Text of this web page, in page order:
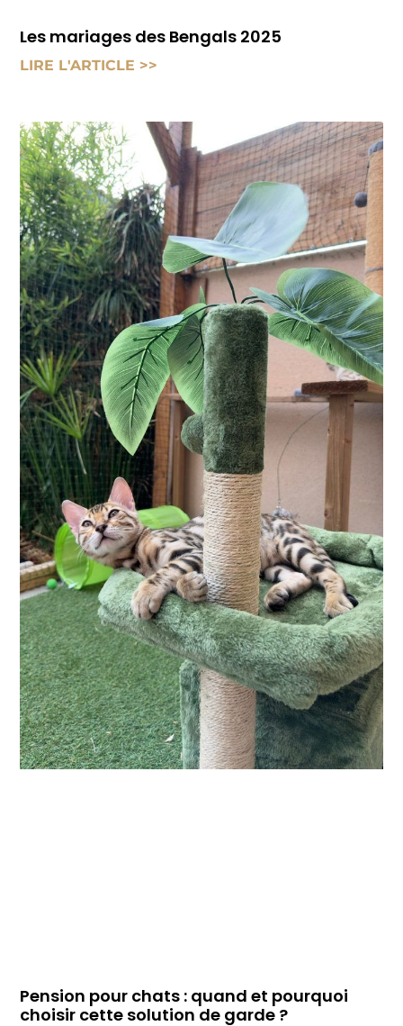
Les mariages des Bengals 2025
LIRE L'ARTICLE >>
Pension pour chats : quand et pourquoi
choisir cette solution de garde ?